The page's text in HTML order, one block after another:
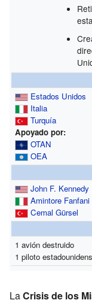
Estados Unidos
Italia
Turquía
Apoyado por:
OTAN
OEA
John F. Kennedy
Amintore Fanfani
Cemal Gürsel
1 avión destruido
1 piloto
LaCrisis de los